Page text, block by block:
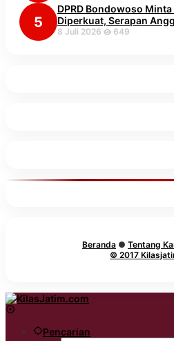
5
DPRD Bondowoso
Diperkuat, Serapan
8 Juli 2026 649
Beranda ● Tentang
© 2017
Pencarian